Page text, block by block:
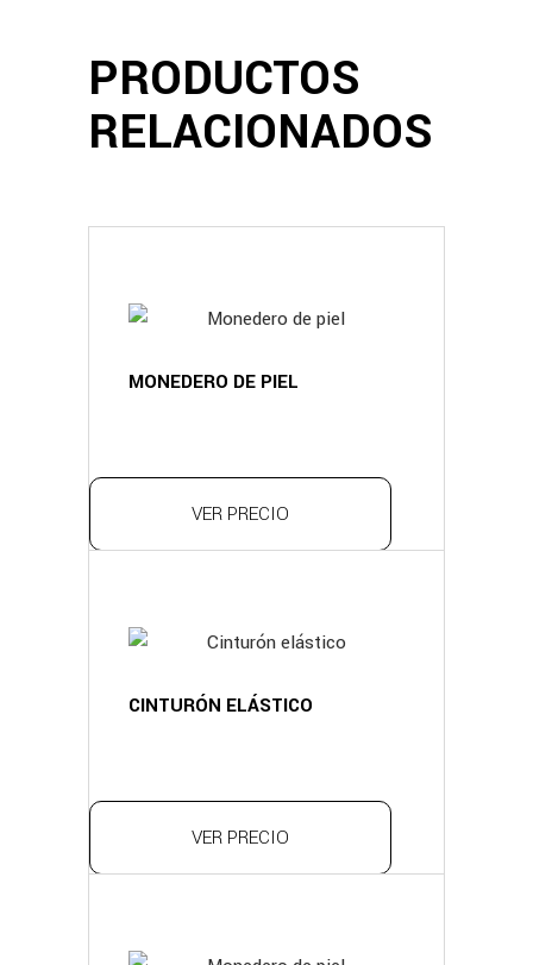
PRODUCTOS
RELACIONADOS
MONEDERO DE PIEL
VER PRECIO
CINTURÓN ELÁSTICO
VER PRECIO